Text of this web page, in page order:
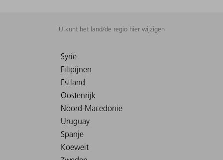
U kunt het land/de regio hier wijzigen